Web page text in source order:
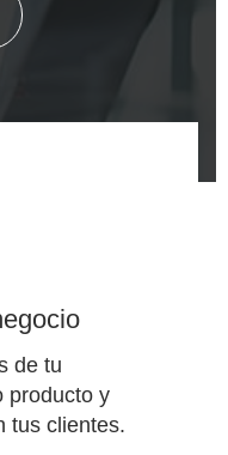
de tu
producto y
tus clientes.